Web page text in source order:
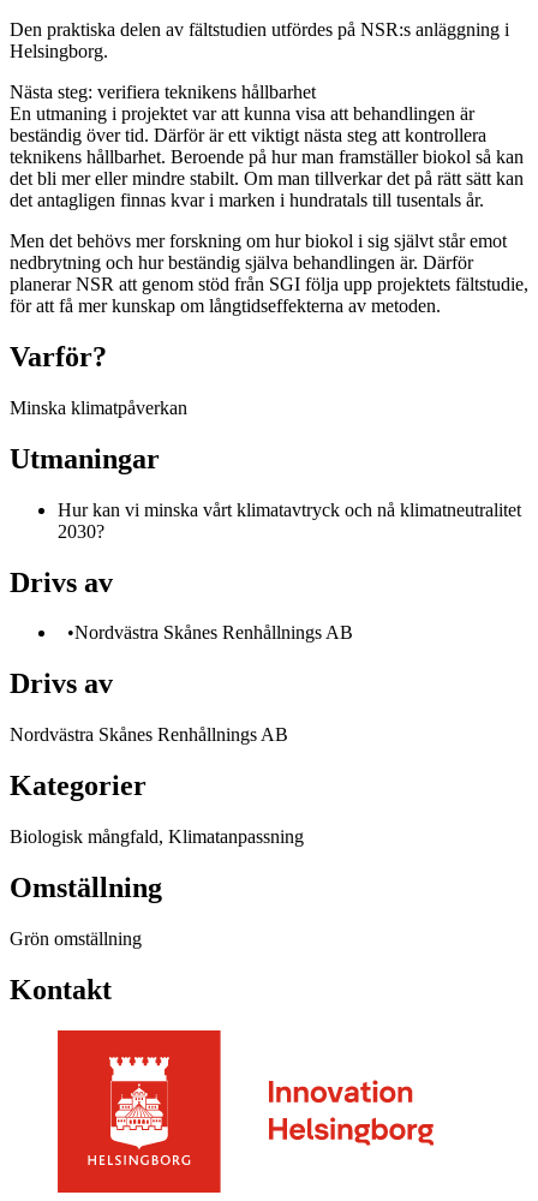
Den praktiska delen av fältstudien utfördes på NSR:s anläggning i
Helsingborg.
Nästa steg: verifiera teknikens hållbarhet
En utmaning i projektet var att kunna visa att behandlingen är
beständig över tid. Därför är ett viktigt nästa steg att kontrollera
teknikens hållbarhet. Beroende på hur man framställer biokol så kan
det bli mer eller mindre stabilt. Om man tillverkar det på rätt sätt kan
det antagligen finnas kvar i marken i hundratals till tusentals år.
Men det behövs mer forskning om hur biokol i sig självt står emot
nedbrytning och hur beständig själva behandlingen är. Därför
planerar NSR att genom stöd från SGI följa upp projektets fältstudie,
för att få mer kunskap om långtidseffekterna av metoden.
Varför?
Minska klimatpåverkan
Utmaningar
Hur kan vi minska vårt klimatavtryck och nå klimatneutralitet
2030?
Drivs av
•Nordvästra Skånes Renhållnings AB
Drivs av
Nordvästra Skånes Renhållnings AB
Kategorier
Biologisk mångfald, Klimatanpassning
Omställning
Grön omställning
Kontakt